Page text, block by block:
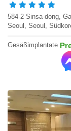
584-2 Sinsa-dong,
Seoul, Seoul,
Gesäßimplantate